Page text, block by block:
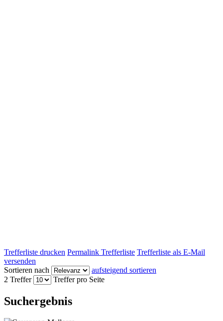
Trefferliste drucken Permalink Trefferliste Trefferliste als E-Mail
versenden
Sortieren nach
aufsteigend sortieren
2 Treffer
Treffer pro Seite
Suchergebnis